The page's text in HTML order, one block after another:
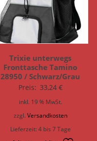
Trixie unterwegs
Fronttasche Tamino
28950 / Schwarz/Grau
Preis: 33,24 €
inkl. 19 % MwSt.
zzgl.Versandkosten
Lieferzeit:4 bis 7 Tage